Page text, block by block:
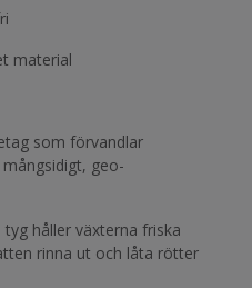
material
som förvandlar
geo-
håller växterna friska
rinna ut och låta rötter